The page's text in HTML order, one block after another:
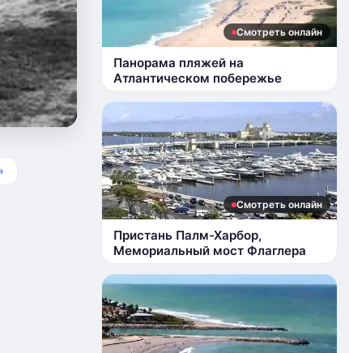
Смотреть онлайн
Панорама пляжей на
Атлантическом побережье
Смотреть онлайн
Пристань Палм-Харбор,
Мемориальный мост Флаглера